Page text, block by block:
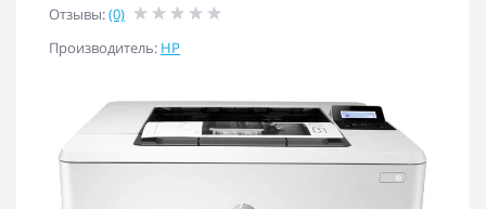
Отзывы:(0)
Производитель: HP